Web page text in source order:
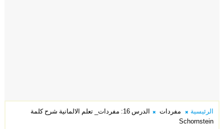
الرئيسية مفردات
الدرس 16: مفردات_ تعلم الالمانية شرح كلمة
Schornstein